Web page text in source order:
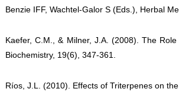
Benzie IFF, Wachtel-Galor S (Eds.), Herbal
Kaefer, C.M., & Milner, J.A. (2008). The
Biochemistry, 19(6), 347-361.
Ríos, J.L. (2010). Effects of Triterpenes on